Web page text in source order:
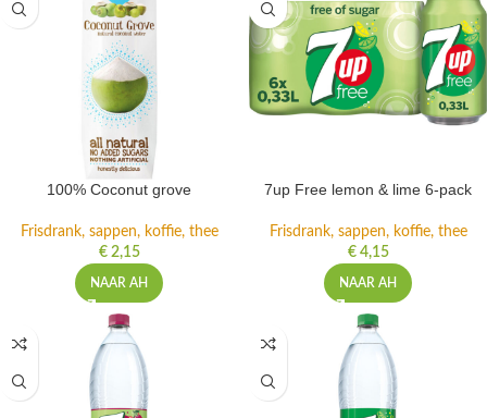
100% Coconut grove
Frisdrank, sappen, koffie, thee
€2,15
NAAR AH
7up Free lemon & lime 6-pack
Frisdrank, sappen, koffie, thee
€4,15
NAAR AH